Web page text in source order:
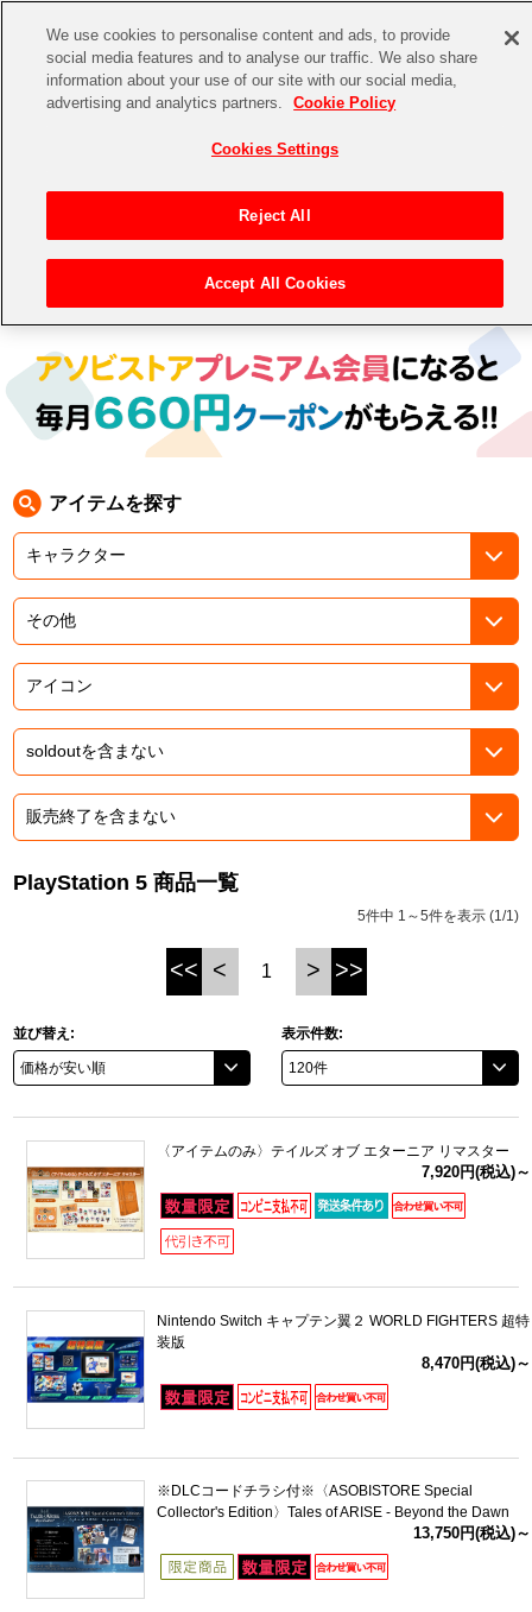
CHANNEL STORE EVENT
ゲーム 電子書籍
その他先行受付
アイドルマスターシリーズ
アイドルマスター
アイドルマスター ミリオンライブ！
アイドルマスター SideM
プロジェクトアイマス ヴイアライヴ
テイルズ オブ シリーズ
電音部
太鼓の達人
ACE COMBAT
パックマン
ガンダムシリーズ
ドラゴンボール
ラブライブ！シリーズ
ラブライブ！
ラブライブ！虹ヶ咲学園スクールアイドル同好会
ラブライブ！スーパースター!!
モフモフパレード
イベントグッズ
トイ・ホビー
> PlayStation 5
アイテムを探す
PlayStation 5 商品一覧
5件中 1～5件を表示 (1/1)
<< < 1 > >>
並び替え: 表示件数:
〈アイテムのみ〉テイルズ オブ エターニア リマスター
7,920円(税込)～
Nintendo Switch キャプテン翼２ WORLD FIGHTERS 超特
装版
8,470円(税込)～
※DLCコードチラシ付※〈ASOBISTORE Special
Collector's Edition〉Tales of ARISE - Beyond the Dawn
13,750円(税込)～
We use cookies to personalise content and ads, to provide
social media features and to analyse our traffic. We also share
information about your use of our site with our social media,
advertising and analytics partners.
Cookie Policy
Cookies Settings
Reject All
Accept All Cookies